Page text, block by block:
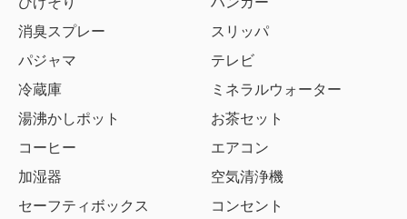
消臭スプレー
スリッパ
パジャマ
テレビ
冷蔵庫
ミネラルウォーター
湯沸かしポット
お茶セット
コーヒー
エアコン
加湿器
空気清浄機
セーフティボックス
コンセント